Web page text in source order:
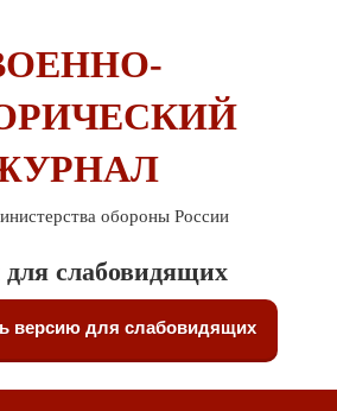
обороны России
для слабовидящих
версию для слабовидящих